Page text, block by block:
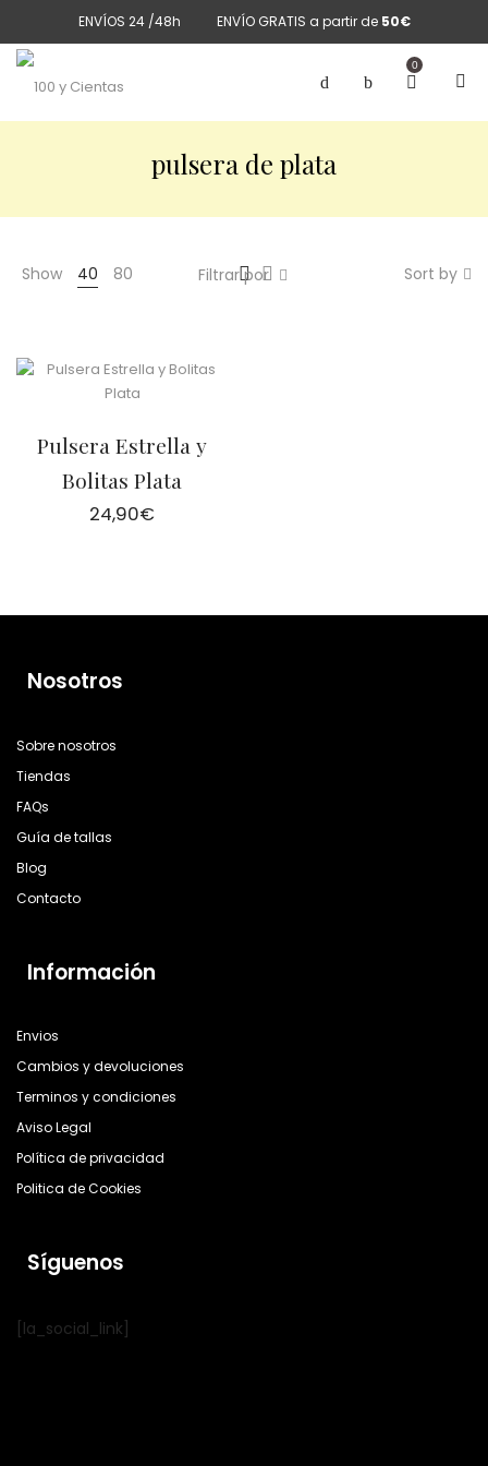
ENVÍOS 24 /48h ENVÍO GRATIS a partir de 50€
0
pulsera de plata
Show 40 80 Sort by
Filtrar por
Pulsera Estrella y
Bolitas Plata
24,90€
Nosotros
Sobre nosotros
Tiendas
FAQs
Guía de tallas
Blog
Contacto
Información
Envios
Cambios y devoluciones
Terminos y condiciones
Aviso Legal
Política de privacidad
Politica de Cookies
Síguenos
[la_social_link]